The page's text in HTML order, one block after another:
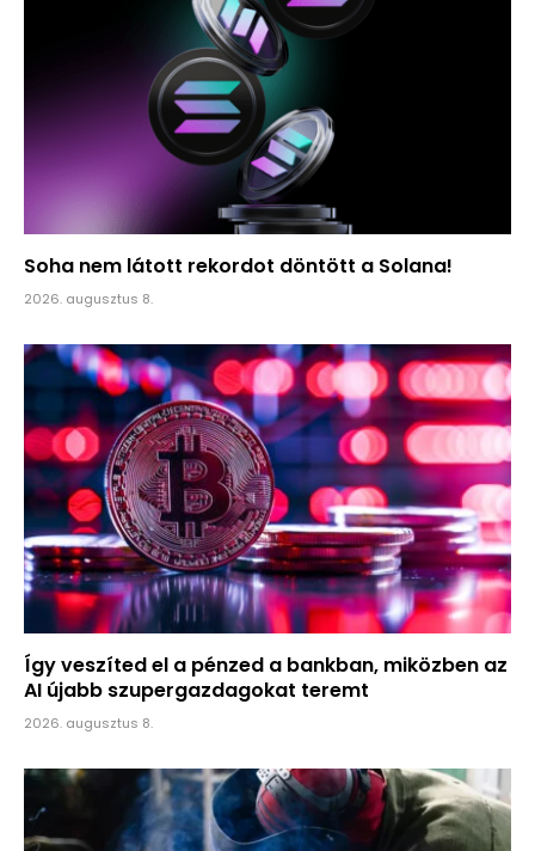
Soha nem látott rekordot döntött a Solana!
2026. augusztus 8.
Így veszíted el a pénzed a bankban, miközben az
AI újabb szupergazdagokat teremt
2026. augusztus 8.